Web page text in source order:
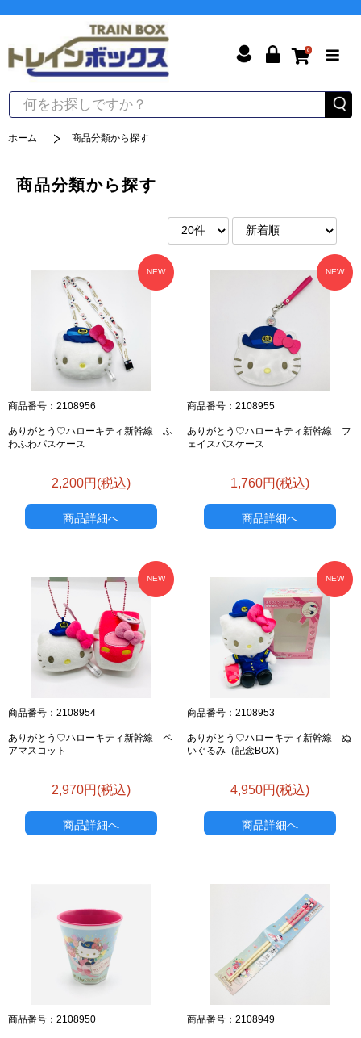
0
ホーム 商品分類から探す
商品分類から探す
NEW
商品番号：2108956
ありがとう♡ハローキティ新幹線 ふ
わふわパスケース
2,200円(税込)
商品詳細へ
NEW
商品番号：2108955
ありがとう♡ハローキティ新幹線 フ
ェイスパスケース
1,760円(税込)
商品詳細へ
NEW
商品番号：2108954
ありがとう♡ハローキティ新幹線 ペ
アマスコット
2,970円(税込)
商品詳細へ
NEW
商品番号：2108953
ありがとう♡ハローキティ新幹線 ぬ
いぐるみ（記念BOX）
4,950円(税込)
商品詳細へ
商品番号：2108950 商品番号：2108949